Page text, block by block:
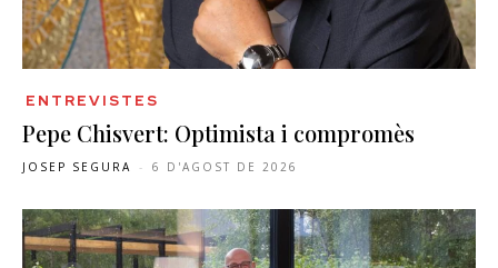
ENTREVISTES
Pepe Chisvert: Optimista i compromès
JOSEP SEGURA - 6 D'AGOST DE 2026